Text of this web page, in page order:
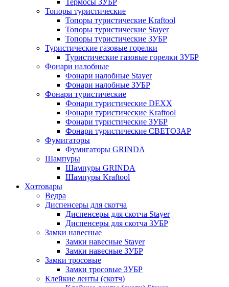
Термосы ЗУБР
Топоры туристические
Топоры туристические Kraftool
Топоры туристические Stayer
Топоры туристические ЗУБР
Туристические газовые горелки
Туристические газовые горелки ЗУБР
Фонари налобные
Фонари налобные Stayer
Фонари налобные ЗУБР
Фонари туристические
Фонари туристические DEXX
Фонари туристические Kraftool
Фонари туристические ЗУБР
Фонари туристические СВЕТОЗАР
Фумигаторы
Фумигаторы GRINDA
Шампуры
Шампуры GRINDA
Шампуры Kraftool
Хозтовары
Ведра
Диспенсеры для скотча
Диспенсеры для скотча Stayer
Диспенсеры для скотча ЗУБР
Замки навесные
Замки навесные Stayer
Замки навесные ЗУБР
Замки тросовые
Замки тросовые ЗУБР
Клейкие ленты (скотч)